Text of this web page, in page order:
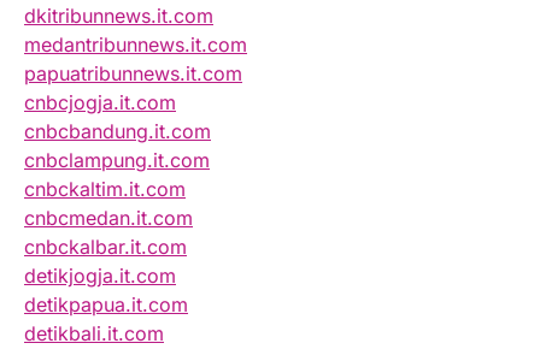
dkitribunnews.it.com
medantribunnews.it.com
papuatribunnews.it.com
cnbcjogja.it.com
cnbcbandung.it.com
cnbclampung.it.com
cnbckaltim.it.com
cnbcmedan.it.com
cnbckalbar.it.com
detikjogja.it.com
detikpapua.it.com
detikbali.it.com